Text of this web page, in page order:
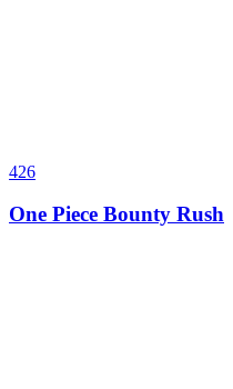
426
One Piece Bounty Rush